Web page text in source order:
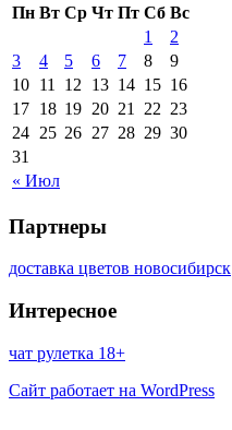
Пн Вт Ср Чт Пт Сб Вс
« Июл
1
2
3
4 5 6 7 8
9
10 11 12 13 14 15 16
17 18 19 20 21 22 23
24 25 26 27 28 29 30
31
Партнеры
доставка цветов новосибирск
Интересное
чат рулетка 18+
Сайт работает на WordPress